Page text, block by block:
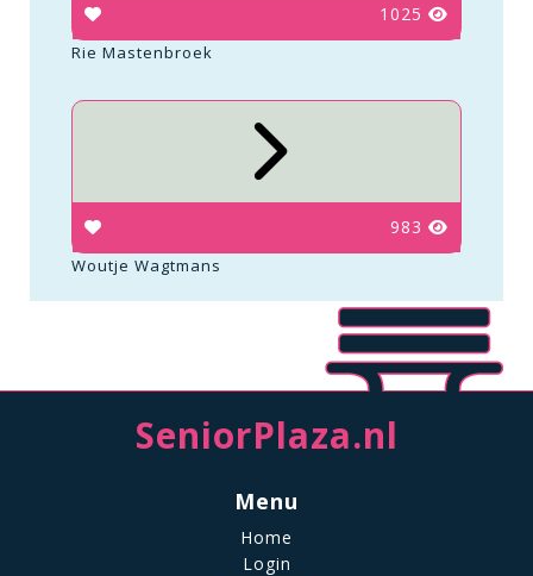
1025
Rie Mastenbroek
983
Woutje Wagtmans
SeniorPlaza.nl
Menu
Home
Login